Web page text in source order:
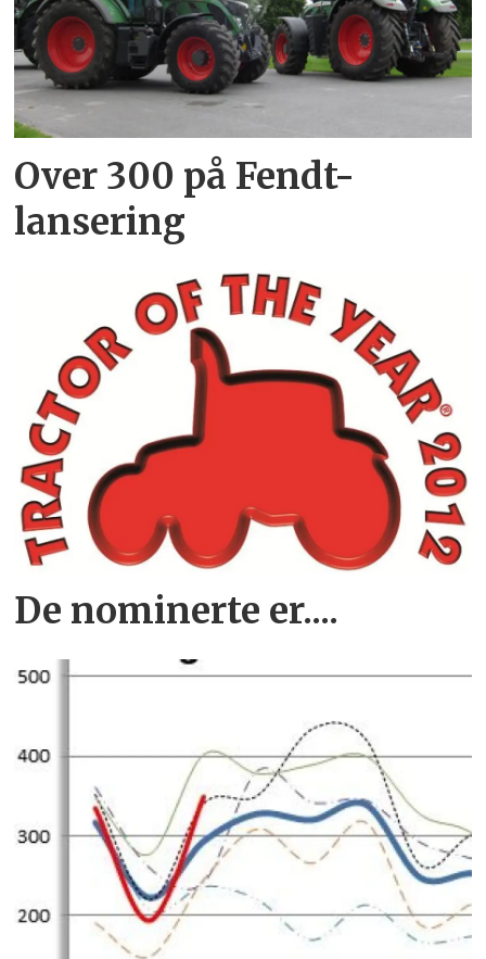
Over 300 på Fendt-
lansering
De nominerte er....